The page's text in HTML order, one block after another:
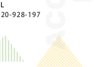
928-197